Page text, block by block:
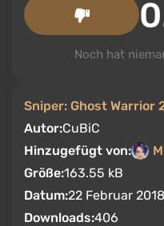
Sniper: Ghost Warrior
Autor:CuBiC
Hinzugefügt von:
Größe:163.55 kB
Datum:22 Februar
Downloads:406
Noch hat